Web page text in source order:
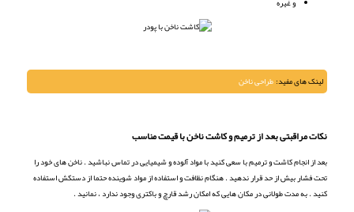
و غیره
لینک های مفید: طراحی ناخن
نکات مراقبتی بعد از ترمیم و کاشت ناخن با قیمت مناسب
بعد از انجام کاشت و ترمیم با سعی کنید با مواد آلوده و شیمیایی در تماس نباشید . ناخن های خود را
تحت فشار بیش از حد قرار ندهید . هنگام نظافت و استفاده از مواد شوینده حتما از دستکش استفاده
کنید . به مدت طولانی در مکان هایی که امکان رشد قارچ و باکتری وجود ندارد ، نمانید .